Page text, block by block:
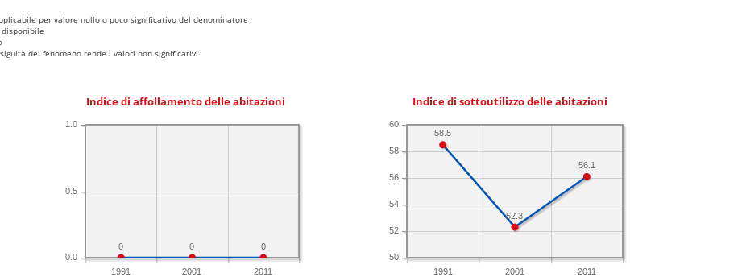
per valore nullo o poco significativo del denominatore
del fenomeno rende i valori non significativi
Indice di affollamento delle abitazioni
1991 2001 2011
0.0
0.5
1.0
0
0
0
Indice di sottoutilizzo delle abitazioni
1991 2001 2011
50
52
54
56
58
60
56.1
52.3
58.5